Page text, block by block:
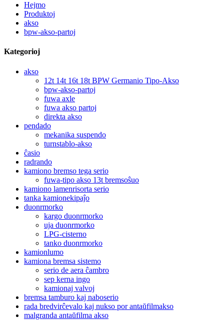
Hejmo
Produktoj
akso
bpw-akso-partoj
Kategorioj
akso
12t 14t 16t 18t BPW Germanio Tipo-Akso
bpw-akso-partoj
fuwa axle
fuwa akso partoj
direkta akso
pendado
mekanika suspendo
turnstablo-akso
ĉasio
radrando
kamiono bremso tega serio
fuwa-tipo akso 13t bremsoŝuo
kamiono lamenrisorta serio
tanka kamionekipaĵo
duonrmorko
kargo duonrmorko
uja duonrmorko
LPG-cisterno
tanko duonrmorko
kamionlumo
kamiona bremsa sistemo
serio de aera ĉambro
sep kerna ingo
kamionaj valvoj
bremsa tamburo kaj naboserio
rada bredvirĉevalo kaj nukso por antaŭfilmakso
malgranda antaŭfilma akso